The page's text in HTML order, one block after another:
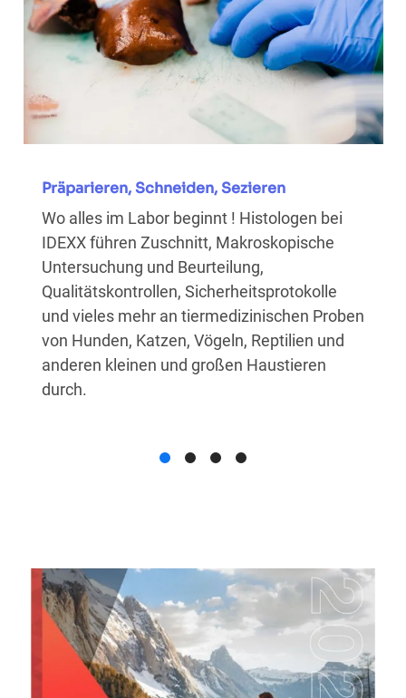
Präparieren, Schneiden, Sezieren
Wo alles im Labor beginnt ! Histologen bei
IDEXX führen Zuschnitt, Makroskopische
Untersuchung und Beurteilung,
Qualitätskontrollen, Sicherheitsprotokolle
und vieles mehr an tiermedizinischen Proben
von Hunden, Katzen, Vögeln, Reptilien und
anderen kleinen und großen Haustieren
durch.